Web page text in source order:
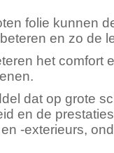
folie kunnen
en zo de
het comfort
dat op grote
en de
-exterieurs,